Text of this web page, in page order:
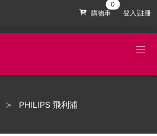
購物車 登入|註冊
PHILIPS 飛利浦